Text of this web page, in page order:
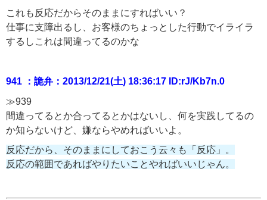
これも反応だからそのままにすればいい？
仕事に支障出るし、お客様のちょっとした行動でイライラ
するしこれは間違ってるのかな
941 ：詭弁：2013/12/21(土) 18:36:17 ID:rJ/Kb7n.0
≫939
間違ってるとか合ってるとかはないし、何を実践してるの
か知らないけど、嫌ならやめればいいよ。
反応だから、そのままにしておこう云々も「反応」。
反応の範囲であればやりたいことやればいいじゃん。